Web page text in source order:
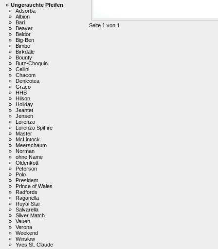
» Ungerauchte Pfeifen
»
Adsorba
»
Albion
»
Bari
»
Beaver
»
Beldor
»
Big-Ben
»
Bimbo
»
Birkdale
»
Bounty
»
Butz-Choquin
»
Cellini
»
Chacom
»
Denicotea
»
Graco
»
HHB
»
Hilson
»
Holiday
»
Jeantet
»
Jensen
»
Lorenzo
»
Lorenzo Spitfire
»
Master
»
McLintock
»
Meerschaum
»
Norman
»
ohne Name
»
Oldenkott
»
Peterson
»
Polo
»
President
»
Prince of Wales
»
Radfords
»
Raganella
»
Royal Star
»
Salvarella
»
Silver Match
»
Vauen
»
Verona
»
Weekend
»
Winslow
»
Yves St. Claude
Seite 1 von 1